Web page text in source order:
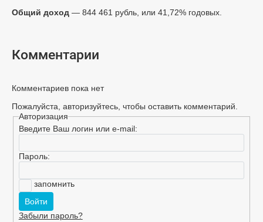
Общий доход — 844 461 рубль, или 41,72% годовых.
Комментарии
Комментариев пока нет
Пожалуйста, авторизуйтесь, чтобы оставить комментарий.
Авторизация
Введите Ваш логин или e-mail:
Пароль:
запомнить
Забыли пароль?